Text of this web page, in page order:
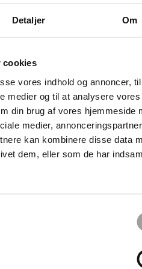
Detaljer Om
cookies
vores indhold og annoncer,
medier og til at analysere
din brug af vores hjemmeside
medier,
kan kombinere disse data
dem, eller som de har